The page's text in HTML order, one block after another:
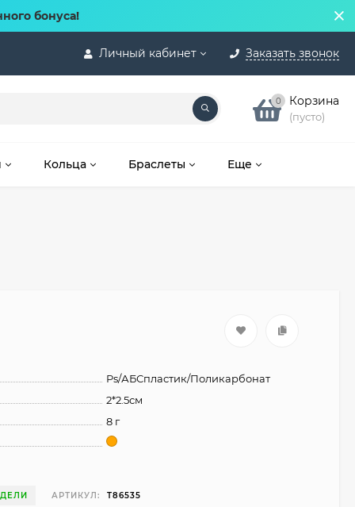
бонуса!
Личный кабинет Заказать звонок
0 Корзина
(пусто)
Кольца Браслеты Еще
Ps/АБСпластик/Поликарбонат
2*2.5см
8 г
АРТИКУЛ: T86535